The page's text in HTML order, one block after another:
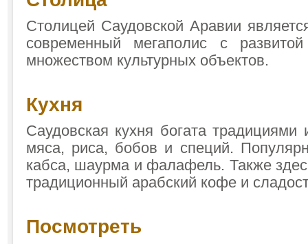
Столицей Саудовской Аравии
современный мегаполис с
множеством культурных объектов.
Кухня
Саудовская кухня богата
мяса, риса, бобов и специй.
кабса, шаурма и фалафель. Также
традиционный арабский кофе и
Посмотреть